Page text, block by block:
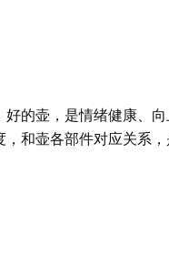
的壶，是情绪健康、
和壶各部件对应关系